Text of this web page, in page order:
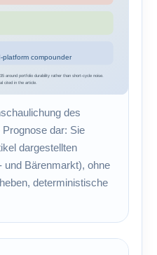
des
dar: Sie
dargestellten
und Bärenmarkt), ohne
deterministische